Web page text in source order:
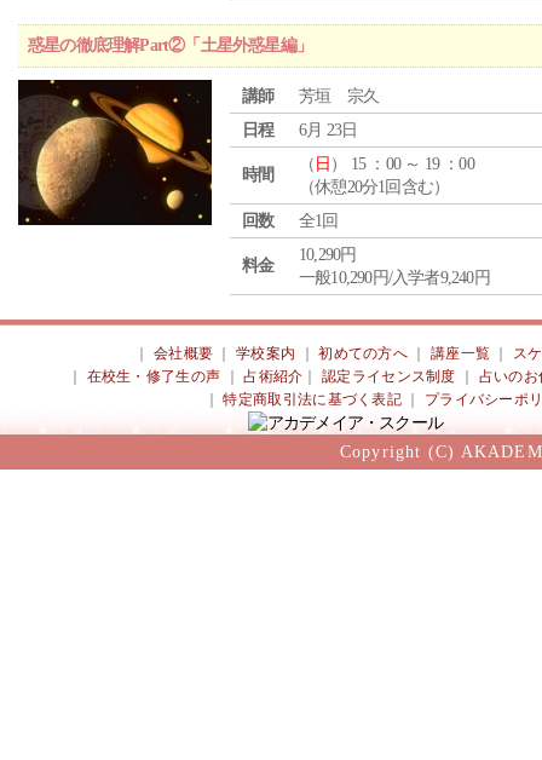
惑星の徹底理解Part②「土星外惑星編」
講師
芳垣 宗久
日程
6月 23日
時間
（ 日 ） 15 ：00 ～ 19 ：00
（休憩20分1回含む）
回数
全1回
料金
10,290円
一般10,290円/入学者9,240円
会社概要 ｜学校案内 ｜初めての方へ 講座一覧
ス
在校生・修了生の声 ｜占術紹介 ｜認定ライセンス制度
占いのお
｜特定商取引法に基づく表記 プライバシーポ
Copyright (C)